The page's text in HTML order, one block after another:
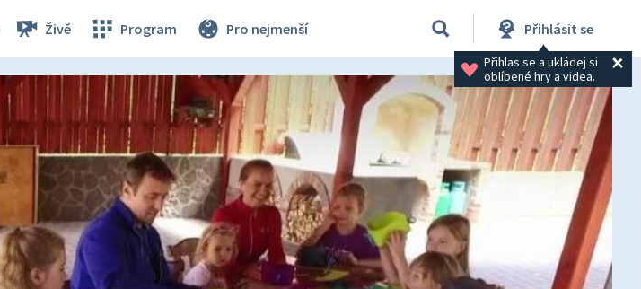
Živě Program Pro nejmenší Přihlásit se
Přihlas se a ukládej si
oblíbené hry a videa.